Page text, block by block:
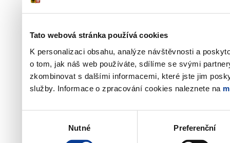
Tato webová stránka používá cookies
K personalizaci obsahu, analýze návštěvnosti a
o tom, jak náš web používáte, sdílíme se svými
zkombinovat s dalšími informacemi, které jste jim
služby. Informace o zpracování cookies naleznete na
Nutné Preferenční